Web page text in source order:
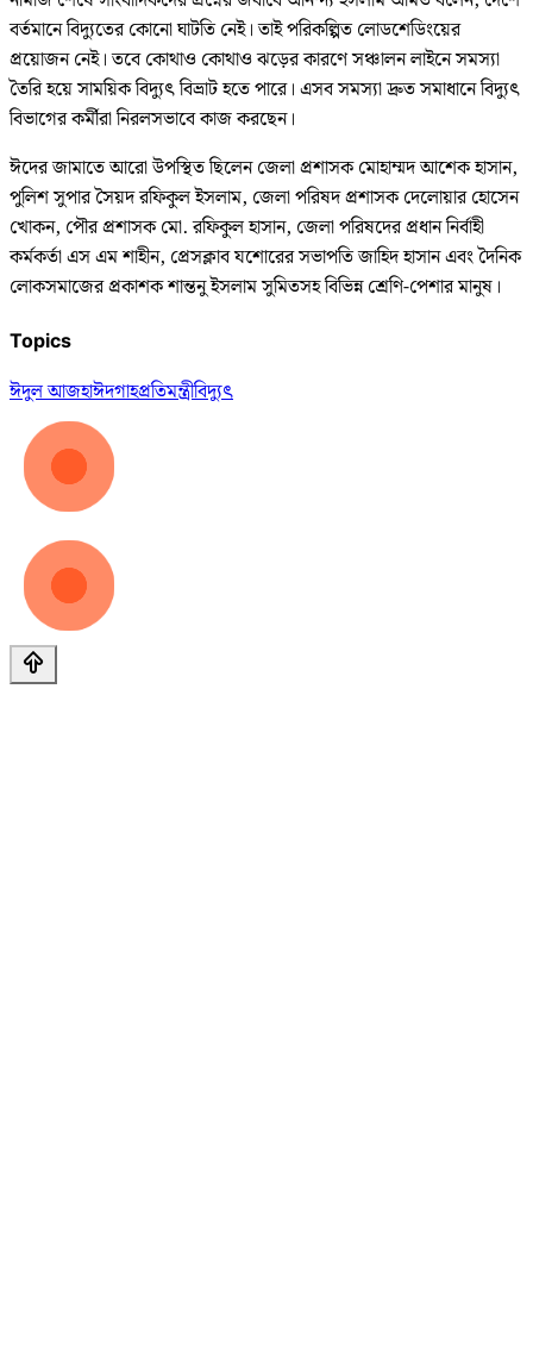
বর্তমানে বিদ্যুতের কোনো ঘাটতি নেই। তাই পরিকল্পিত লোডশেডিংয়ের
প্রয়োজন নেই। তবে কোথাও কোথাও ঝড়ের কারণে সঞ্চালন লাইনে সমস্যা
তৈরি হয়ে সাময়িক বিদ্যুৎ বিভ্রাট হতে পারে। এসব সমস্যা দ্রুত সমাধানে বিদ্যুৎ
বিভাগের কর্মীরা নিরলসভাবে কাজ করছেন।
ঈদের জামাতে আরো উপস্থিত ছিলেন জেলা প্রশাসক মোহাম্মদ আশেক হাসান,
পুলিশ সুপার সৈয়দ রফিকুল ইসলাম, জেলা পরিষদ প্রশাসক দেলোয়ার হোসেন
খোকন, পৌর প্রশাসক মো. রফিকুল হাসান, জেলা পরিষদের প্রধান নির্বাহী
কর্মকর্তা এস এম শাহীন, প্রেসক্লাব যশোরের সভাপতি জাহিদ হাসান এবং দৈনিক
লোকসমাজের প্রকাশক শান্তনু ইসলাম সুমিতসহ বিভিন্ন শ্রেণি-পেশার মানুষ।
Topics
ঈদুল আজহাঈদগাহপ্রতিমন্ত্রীবিদ্যুৎ